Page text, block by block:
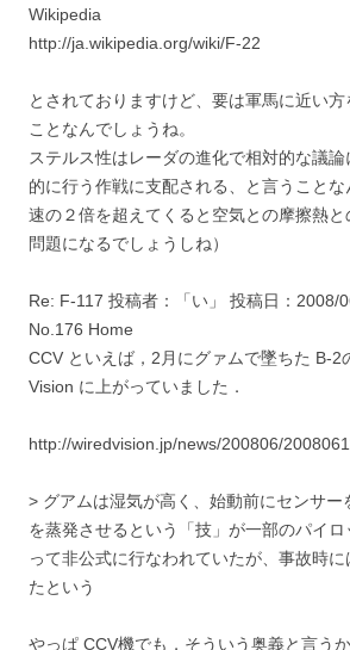
Wikipedia
http://ja.wikipedia.org/wiki/F-22
とされておりますけど、要は軍馬に近い方
ことなんでしょうね。
ステルス性はレーダの進化で相対的な議
的に行う作戦に支配される、と言うこと
速の２倍を超えてくると空気との摩擦熱と
問題になるでしょうしね）
Re: F-117 投稿者：「い」 投稿日：2008/
No.176 Home
CCV といえば，2月にグァムで墜ちた B-2
Vision に上がっていました．
http://wiredvision.jp/news/200806/
> グアムは湿気が高く、始動前にセンサー
を蒸発させるという「技」が一部のパイロ
って非公式に行なわれていたが、事故時
たという
やっぱ CCV機でも，そういう奥義と言う